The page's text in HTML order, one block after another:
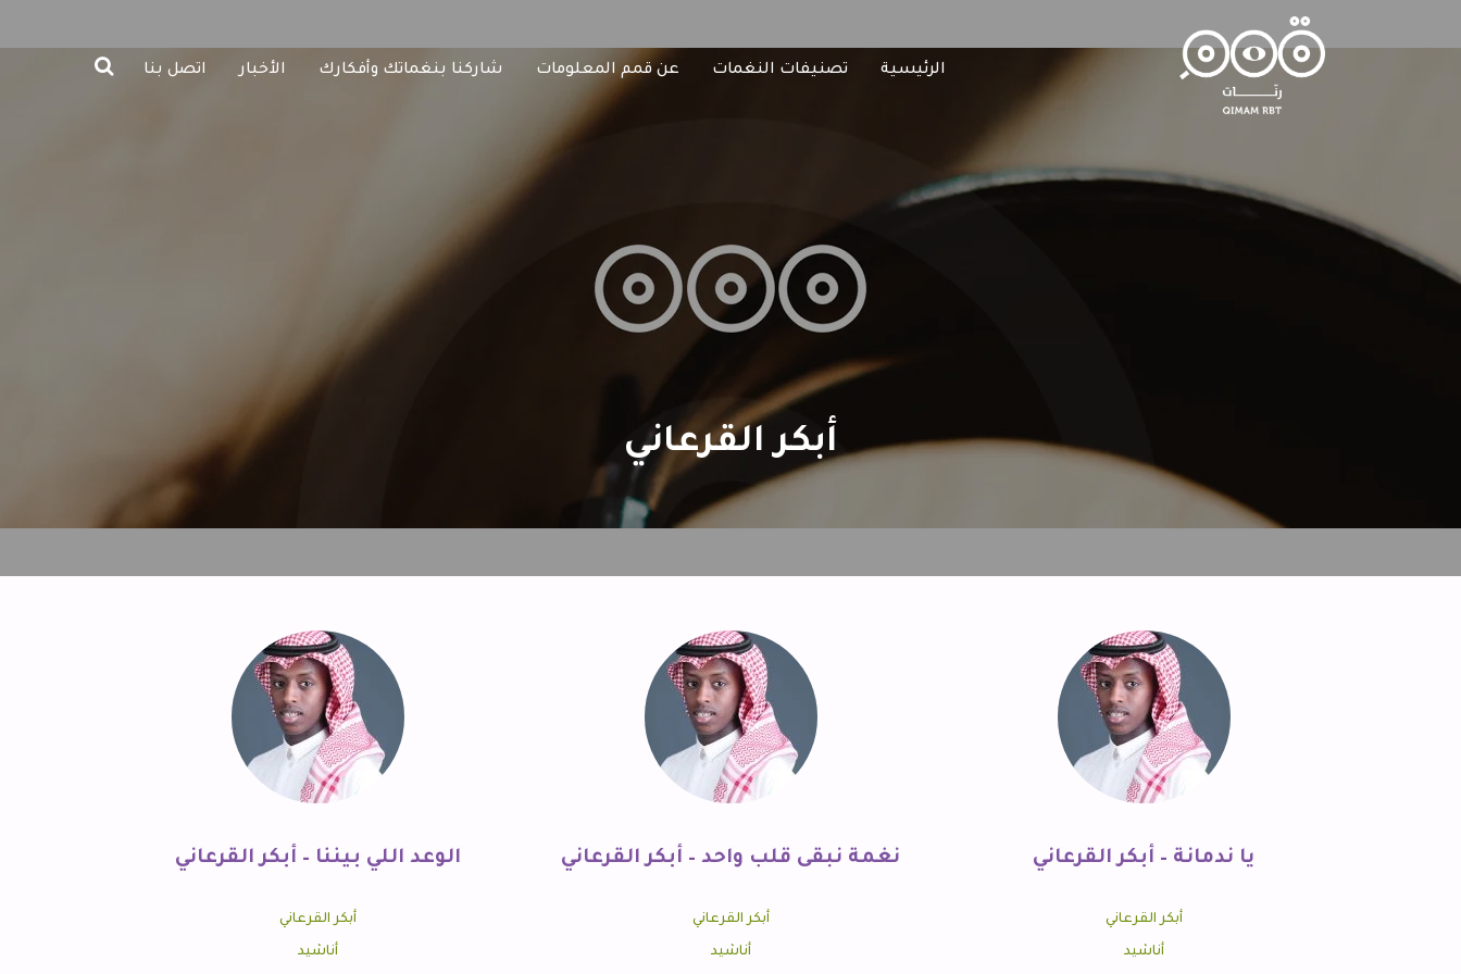
الرئيسية تصنيفات النغمات عن قمم المعلومات شاركنا بنغماتك وأفكارك الأخبار اتصل بنا
أبكر القرعاني
يا ندمانة – أبكر القرعاني
أبكر القرعاني
أناشيد
نغمة نبقى قلب واحد – أبكر القرعاني
أبكر القرعاني
أناشيد
الوعد اللي بيننا – أبكر القرعاني
أبكر القرعاني
أناشيد